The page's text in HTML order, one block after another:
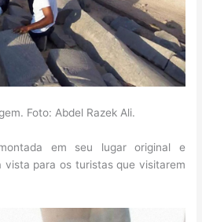
Foto: Abdel Razek Ali.
em seu lugar original e
para os turistas que visitarem